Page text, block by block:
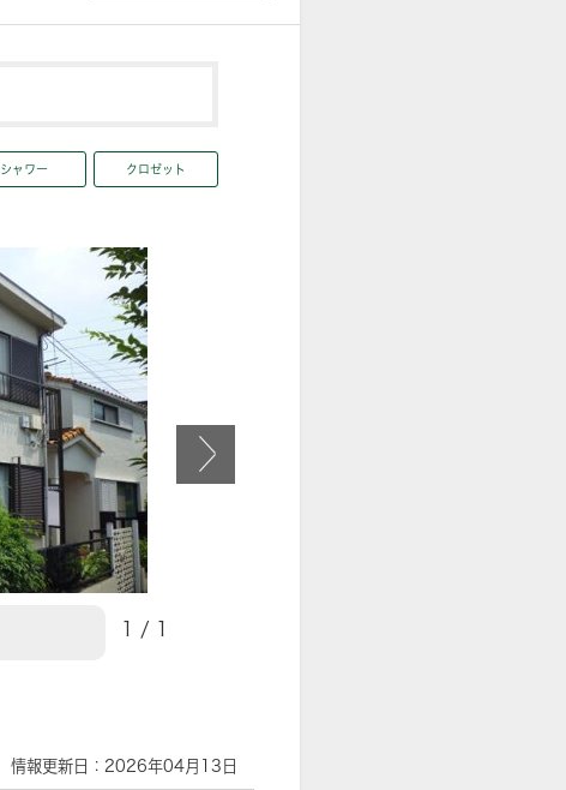
シャワー クロゼット
1 / 1
情報更新日：2026年04月13日